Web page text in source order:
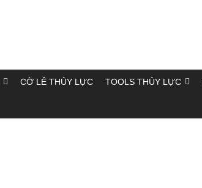
CỜ LÊ THỦY LỰC TOOLS THỦY LỰC